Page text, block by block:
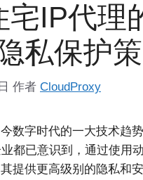
宅IP代理
私保护
作者 CloudProxy
数字时代的一大技术趋
都已意识到，通过使用
提供更高级别的隐私和